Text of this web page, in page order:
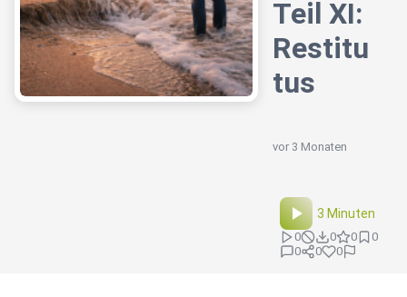
Teil XI:
Restitu
tus
vor 3 Monaten
3 Minuten
0 0 0
0
0
0 0